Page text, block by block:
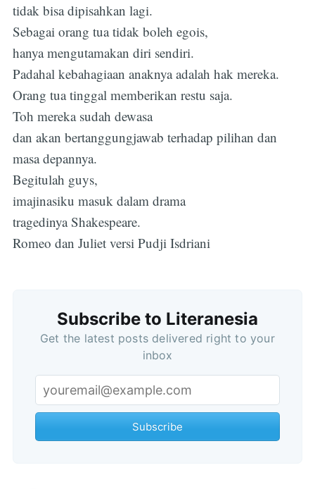
tidak bisa dipisahkan lagi.
Sebagai orang tua tidak boleh egois,
hanya mengutamakan diri sendiri.
Padahal kebahagiaan anaknya adalah hak mereka.
Orang tua tinggal memberikan restu saja.
Toh mereka sudah dewasa
dan akan bertanggungjawab terhadap pilihan dan
masa depannya.
Begitulah guys,
imajinasiku masuk dalam drama
tragedinya Shakespeare.
Romeo dan Juliet versi Pudji Isdriani
Subscribe to Literanesia
Get the latest posts delivered right to your
inbox
Subscribe
Subscribe